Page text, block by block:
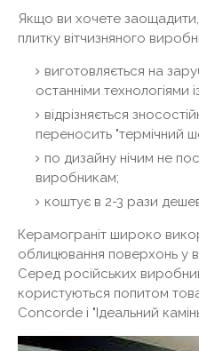
Якщо ви хочете
плитку вітчизняного
виготовляється на
останніми технологіями
відрізняється
переносить "термічний
по дизайну нічим не
виробникам;
коштує в 2-3 рази
Керамограніт широко
облицювання поверхонь у
Серед російських
користуються попитом
Concorde і "Ідеальний